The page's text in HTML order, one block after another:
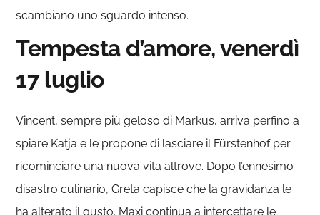
scambiano uno sguardo intenso.
Tempesta d’amore, venerdì
17 luglio
Vincent, sempre più geloso di Markus, arriva perfino a
spiare Katja e le propone di lasciare il Fürstenhof per
ricominciare una nuova vita altrove. Dopo l’ennesimo
disastro culinario, Greta capisce che la gravidanza le
ha alterato il gusto. Maxi continua a intercettare le